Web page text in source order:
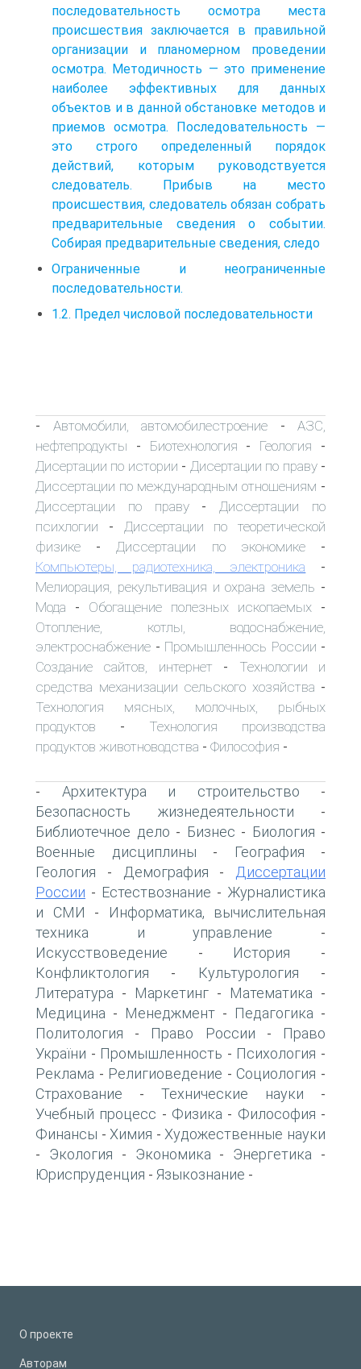
последовательность осмотра места
происшествия заключается в правильной
организации и планомерном проведении
осмотра. Методичность — это применение
наиболее эффективных для данных
объектов и в данной обстановке методов и
приемов осмотра. Последовательность —
это строго определенный порядок
действий, которым руководствуется
следователь. Прибыв на место
происшествия, следователь обязан собрать
предварительные сведения о событии.
Собирая предварительные сведения, следо
Ограниченные и неограниченные
последовательности.
1.2. Предел числовой последовательности
- Автомобили, автомобилестроение - АЗС,
нефтепродукты - Биотехнология - Геология -
Дисертации по истории - Дисертации по праву-
Диссертации по международным отношениям -
Диссертации по праву- Диссертации по
психлогии - Диссертации по теоретической
физике - Диссертации по экономике-
Компьютеры, радиотехника, электроника -
Мелиорация, рекультивация и охрана земель -
Мода - Обогащение полезных ископаемых -
Отопление, котлы, водоснабжение,
электроснабжение - Промышленнось России -
Создание сайтов, интернет - Технологии и
средства механизации сельского хозяйства -
Технология мясных, молочных, рыбных
продуктов - Технология производства
продуктов животноводства - Философия -
- Архитектура и строительство -
Безопасность жизнедеятельности -
Библиотечное дело - Бизнес - Биология -
Военные дисциплины - География -
Геология - Демография -
Диссертации
России - Естествознание - Журналистика
и СМИ -
Информатика, вычислительная
техника и управление -
Искусствоведение - История -
Конфликтология - Культурология -
Литература - Маркетинг - Математика -
Медицина - Менеджмент - Педагогика -
Политология - Право России -
Право
України - Промышленность - Психология -
Реклама - Религиоведение - Социология -
Страхование - Технические науки -
Учебный процесс - Физика - Философия -
Финансы - Химия - Художественные науки
- Экология - Экономика - Энергетика -
Юриспруденция - Языкознание -
О проекте
Авторам